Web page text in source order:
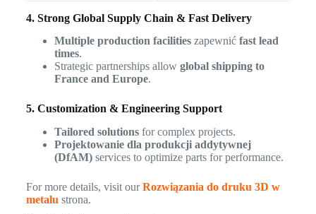
4. Strong Global Supply Chain & Fast Delivery
Multiple production facilitieszapewnić fast lead
times.
Strategic partnerships allow global shipping to
France and Europe.
5. Customization & Engineering Support
Tailored solutionsfor complex projects.
Projektowanie dla produkcji addytywnej
(DfAM)services to optimize parts for performance.
For more details, visit ourRozwiązania do druku 3D w
metalu strona.